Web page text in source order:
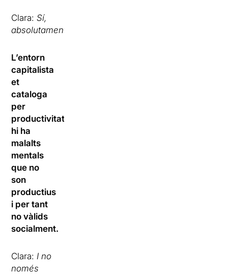
Clara:Sí,
absolutament.
L’entorn
capitalista
et
cataloga
per
productivitat,
hi ha
malalts
mentals
que no
son
productius
i per tant
no vàlids
socialment.
Clara: I no
només